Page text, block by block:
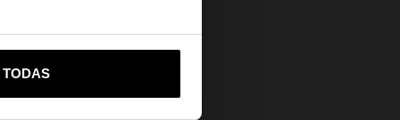
TODAS
a United States